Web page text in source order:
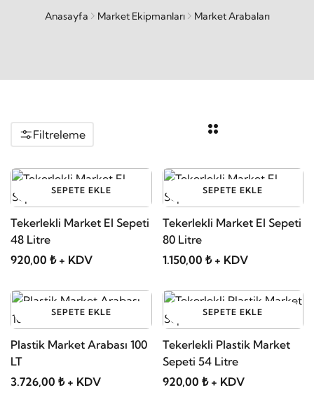
Anasayfa Market Ekipmanları Market Arabaları
Filtreleme
SEPETE EKLE
Tekerlekli Market El Sepeti
48 Litre
920,00 ₺ + KDV
SEPETE EKLE
Tekerlekli Market El Sepeti
80 Litre
1.150,00 ₺ + KDV
SEPETE EKLE
Plastik Market Arabası 100
LT
3.726,00 ₺ + KDV
SEPETE EKLE
Tekerlekli Plastik Market
Sepeti 54 Litre
920,00 ₺ + KDV